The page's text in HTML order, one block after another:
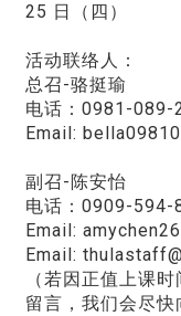
25 日（四）
活动联络人：
总召-骆挺瑜
电话：0981-089-
Email:
副召-陈安怡
电话：0909-594-
Email:
Email:
（若因正值上课
留言，我们会尽